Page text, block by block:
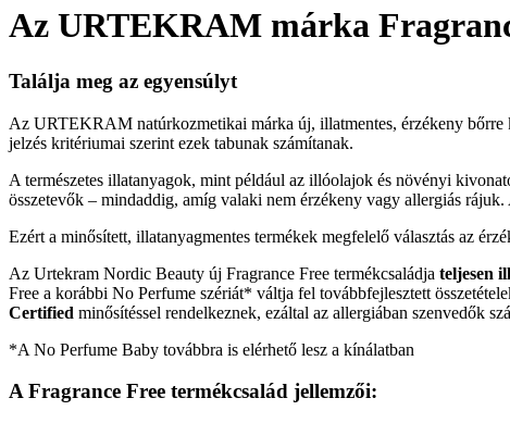
Az URTEKRAM márka
Találja meg az egyensúlyt
Az URTEKRAM natúrkozmetikai márka új, illatmentes, érzékeny bőrre
jelzés kritériumai szerint ezek tabunak számítanak.
A természetes illatanyagok, mint például az illóolajok és növényi
összetevők – mindaddig, amíg valaki nem érzékeny vagy allergiás
Ezért a minősített, illatanyagmentes termékek megfelelő választás az
Az Urtekram Nordic Beauty új Fragrance Free termékcsaládja teljesen
Free a korábbi No Perfume szériát* váltja fel továbbfejlesztett
Certified minősítéssel rendelkeznek, ezáltal az allergiában szenvedők
*A No Perfume Baby továbbra is elérhető lesz a kínálatban
AFragrance Free termékcsalád jellemzői: